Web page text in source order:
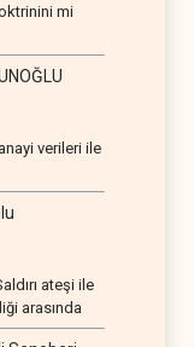
mi
verileri ile
ateşi ile
arasında